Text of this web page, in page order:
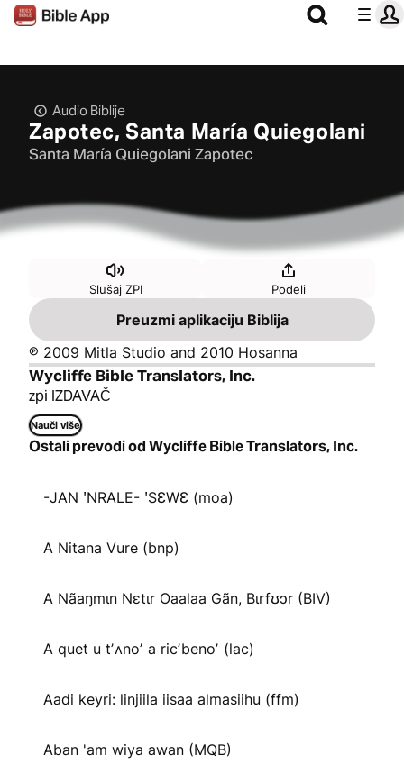
Audio Biblije
Zapotec, Santa María Quiegolani
Santa María Quiegolani Zapotec
Slušaj ZPI Podeli
Preuzmi aplikaciju Biblija
℗ 2009 Mitla Studio and 2010 Hosanna
Wycliffe Bible Translators, Inc.
zpi IZDAVAČ
Nauči više
Ostali prevodi od Wycliffe Bible Translators, Inc.
-JAN ꞌNRALE- ꞌSƐWƐ (moa)
A Nitana Vure (bnp)
A Nãaŋmɩn Nɛtɩr Oaalaa Gãn, Bɩrfʊɔr (BIV)
A quet u tʼʌnoʼ a ricʼbenoʼ (lac)
Aadi keyri: linjiila iisaa almasiihu (ffm)
Aban 'am wiya awan (MQB)